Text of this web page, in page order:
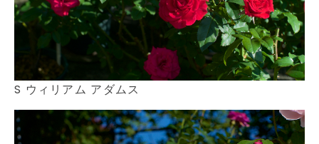
S ウィリアム アダムス